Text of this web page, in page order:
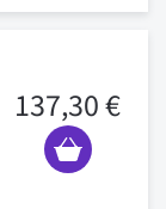
137,30 €